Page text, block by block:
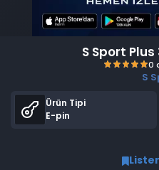
S Sport Plus
S
Ürün Tipi
E-pin